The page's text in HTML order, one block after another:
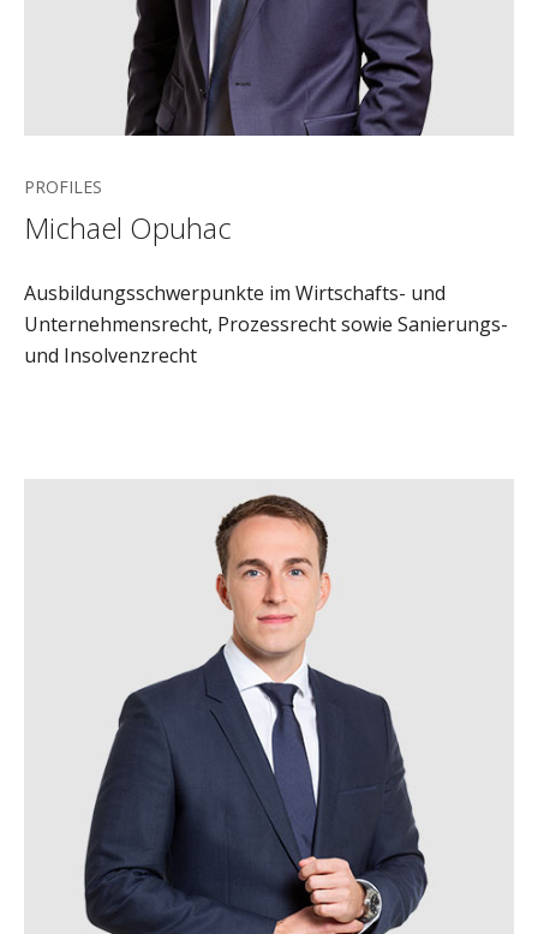
PROFILES
Michael Opuhac
Ausbildungsschwerpunkte im Wirtschafts- und
Unternehmensrecht, Prozessrecht sowie Sanierungs-
und Insolvenzrecht